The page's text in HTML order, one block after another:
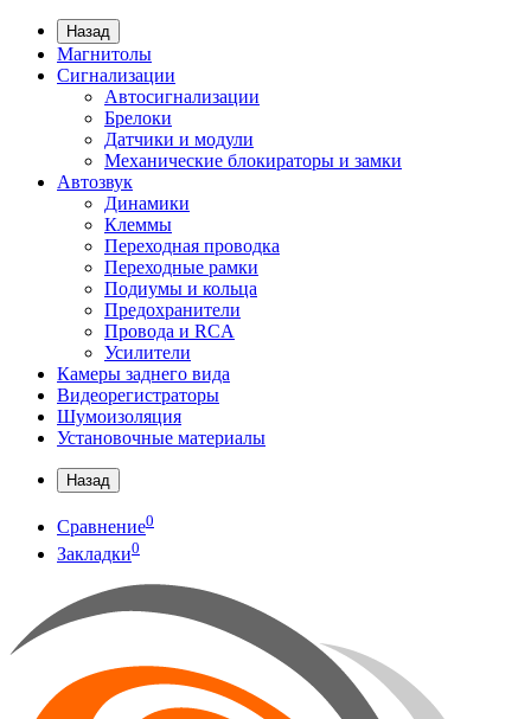
Назад
Магнитолы
Сигнализации
Автосигнализации
Брелоки
Датчики и модули
Механические блокираторы и замки
Автозвук
Динамики
Клеммы
Переходная проводка
Переходные рамки
Подиумы и кольца
Предохранители
Провода и RCA
Усилители
Камеры заднего вида
Видеорегистраторы
Шумоизоляция
Установочные материалы
Назад
Сравнение0
Закладки0